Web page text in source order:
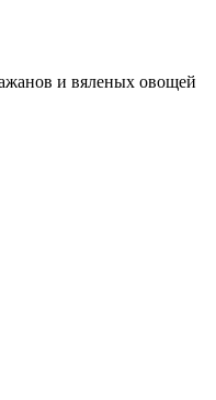
и вяленых овощей